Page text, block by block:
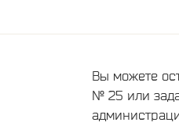
Вы можете
№ 25 или